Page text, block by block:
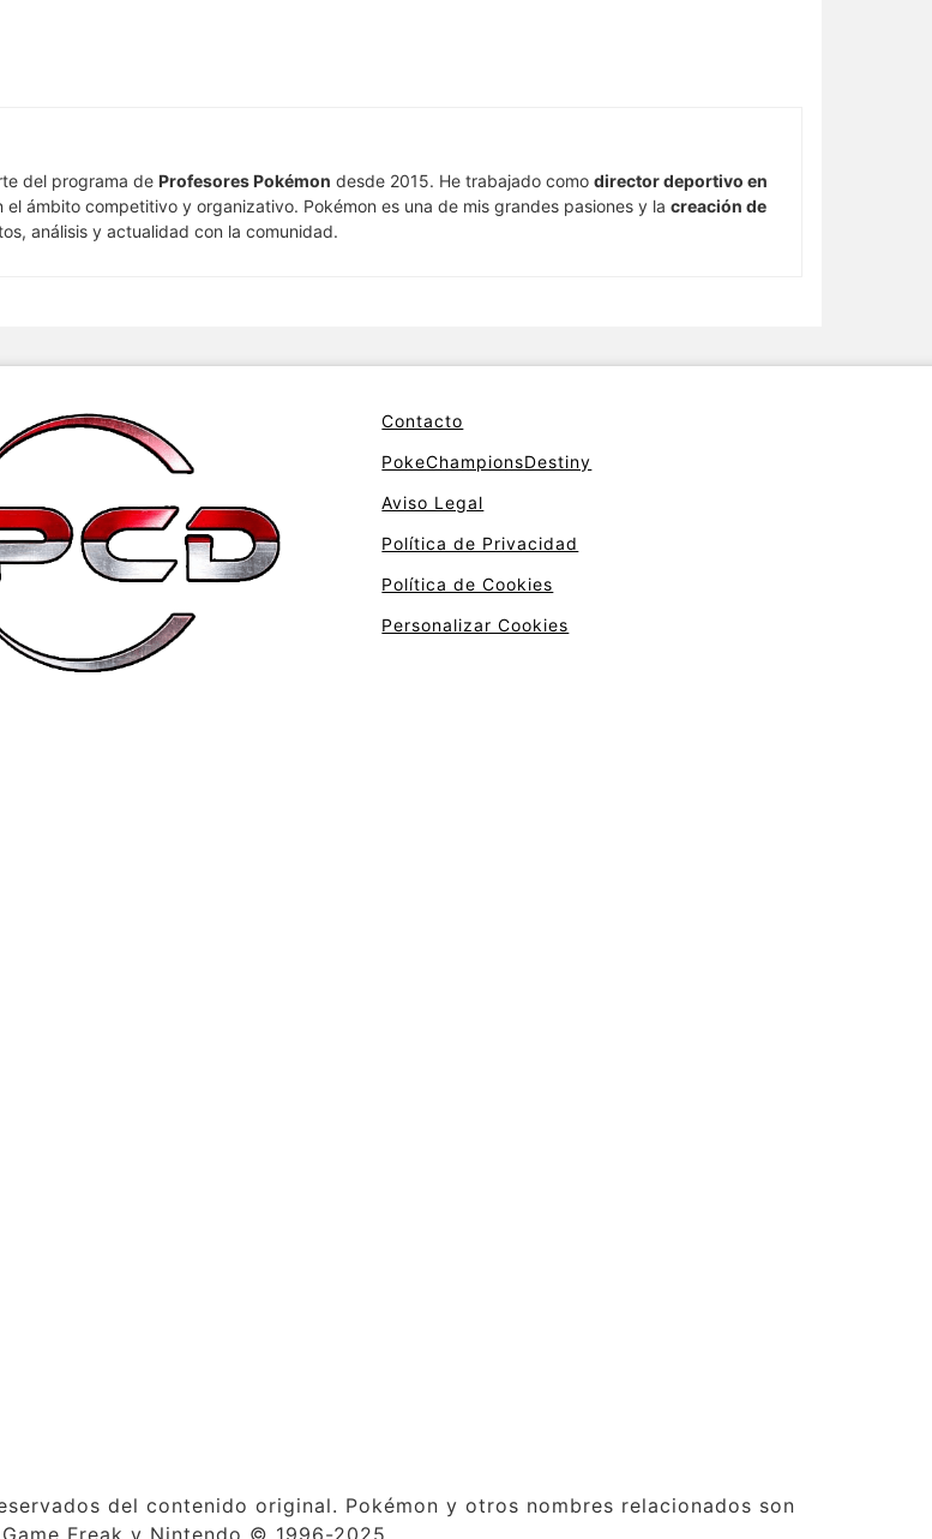
del programa de Profesores Pokémon desde 2015. He trabajado como director deportivo en
el ámbito competitivo y organizativo. Pokémon es una de mis grandes pasiones y la creación de
análisis y actualidad con la comunidad.
Contacto
PokeChampionsDestiny
Aviso Legal
Política de Privacidad
Política de Cookies
Personalizar Cookies
del contenido original. Pokémon y otros nombres relacionados son